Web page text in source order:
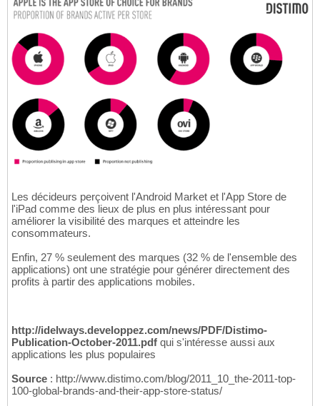
Les décideurs perçoivent l'Android Market et l'App Store de
l'iPad comme des lieux de plus en plus intéressant pour
améliorer la visibilité des marques et atteindre les
consommateurs.
Enfin, 27 % seulement des marques (32 % de l'ensemble des
applications) ont une stratégie pour générer directement des
profits à partir des applications mobiles.
http://idelways.developpez.com/news/PDF/Distimo-
Publication-October-2011.pdf qui s'intéresse aussi aux
applications les plus populaires
Source : http://www.distimo.com/blog/2011_10_the-2011-top-
100-global-brands-and-their-app-store-status/